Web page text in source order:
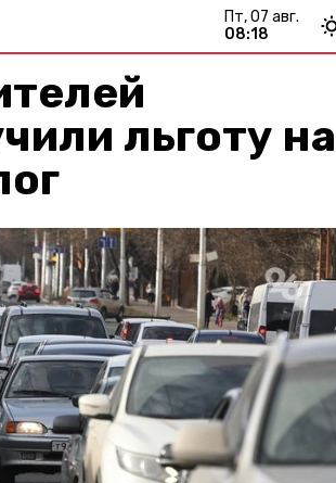
пт, 07 авг.
08:18
льготу на